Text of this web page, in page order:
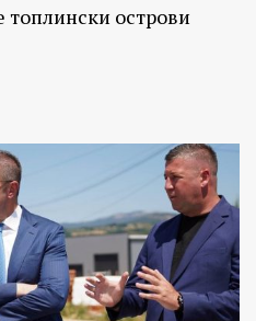
топлински острови